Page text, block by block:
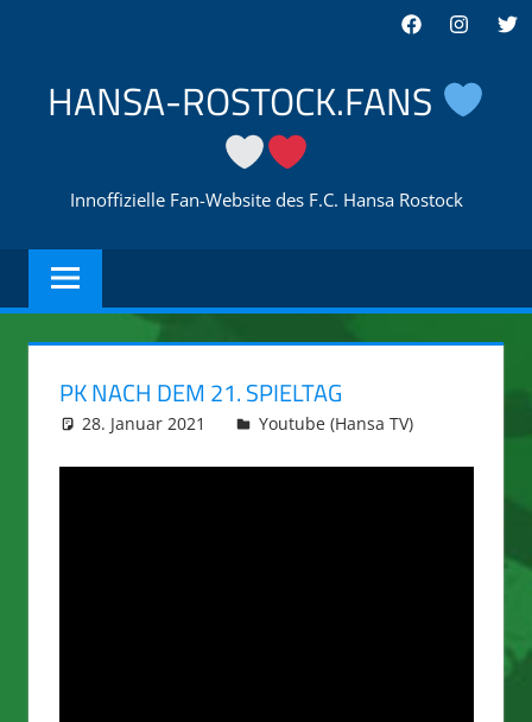
springen
Facebook
HANSA-ROSTOCK.FANS
Innoffizielle Fan-Website des F.C. Hansa Rostock
PK NACH DEM 21. SPIELTAG
28. Januar 2021 integromat
Youtube (Hansa TV)